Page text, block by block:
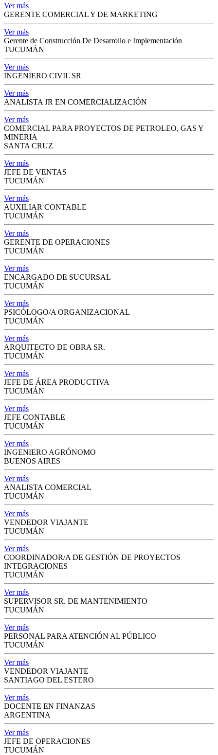
Ver más
GERENTE COMERCIAL Y DE MARKETING
Ver más
Gerente de Construcción De Desarrollo e Implementación
TUCUMÁN
Ver más
INGENIERO CIVIL SR
Ver más
ANALISTA JR EN COMERCIALIZACIÓN
Ver más
COMERCIAL PARA PROYECTOS DE PETROLEO, GAS Y
MINERIA
SANTA CRUZ
Ver más
JEFE DE VENTAS
TUCUMÁN
Ver más
AUXILIAR CONTABLE
TUCUMÁN
Ver más
GERENTE DE OPERACIONES
TUCUMÁN
Ver más
ENCARGADO DE SUCURSAL
TUCUMÁN
Ver más
PSICÓLOGO/A ORGANIZACIONAL
TUCUMÁN
Ver más
ARQUITECTO DE OBRA SR.
TUCUMÁN
Ver más
JEFE DE ÁREA PRODUCTIVA
TUCUMÁN
Ver más
JEFE CONTABLE
TUCUMÁN
Ver más
INGENIERO AGRÓNOMO
BUENOS AIRES
Ver más
ANALISTA COMERCIAL
TUCUMÁN
Ver más
VENDEDOR VIAJANTE
TUCUMÁN
Ver más
COORDINADOR/A DE GESTIÓN DE PROYECTOS
INTEGRACIONES
TUCUMÁN
Ver más
SUPERVISOR SR. DE MANTENIMIENTO
TUCUMÁN
Ver más
PERSONAL PARA ATENCIÓN AL PÚBLICO
TUCUMÁN
Ver más
VENDEDOR VIAJANTE
SANTIAGO DEL ESTERO
Ver más
DOCENTE EN FINANZAS
ARGENTINA
Ver más
JEFE DE OPERACIONES
TUCUMÁN